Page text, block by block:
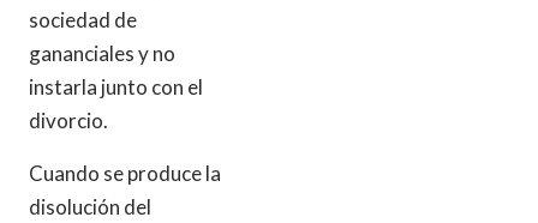
sociedad de
gananciales y no
instarla junto con el
divorcio.
Cuando se produce la
disolución del